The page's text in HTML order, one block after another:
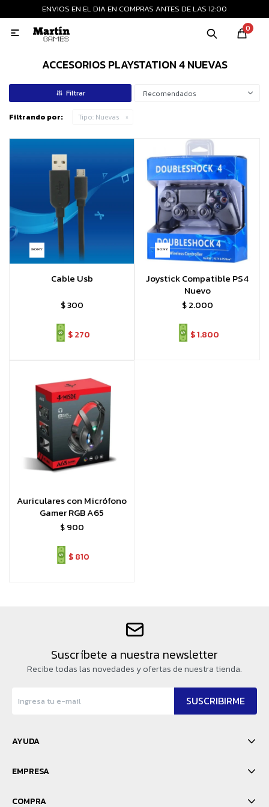
ENVIOS EN EL DIA EN COMPRAS ANTES DE LAS 12:00
0

ACCESORIOS PLAYSTATION 4 NUEVAS
Recomendados
Filtrando por: Tipo: Nuevas
Cable Usb
$300
$270
Joystick Compatible PS4
Nuevo
$ 2.000
$1.800
Auriculares con Micrófono
Gamer RGB A65
$ 900
$810
Suscríbete a nuestra newsletter
Recibe todas las novedades y ofertas de nuestra tienda.
SUSCRIBIRME
AYUDA
EMPRESA
COMPRA
MI CUENTA
Consolas nuevas
Consolas recertificadas
Accesorios